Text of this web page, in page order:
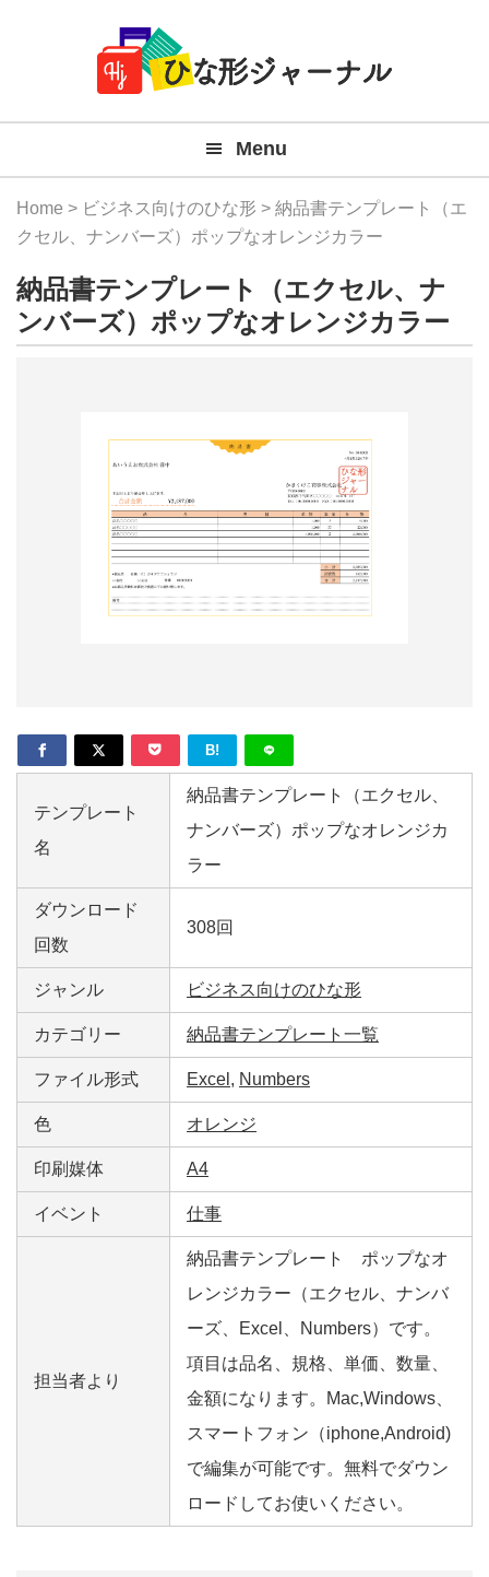
Navigation
料
テ
プ
ー
ト
Menu
Home > ビジネス向けのひな形 > 納品書テンプレート（エ
クセル、ナンバーズ）ポップなオレンジカラー
納品書テンプレート（エクセル、ナ
ンバーズ）ポップなオレンジカラー
B!
テンプレート
名
納品書テンプレート（エクセル、
ナンバーズ）ポップなオレンジカ
ラー
ダウンロード
回数
308回
ジャンル ビジネス向けのひな形
カテゴリー 納品書テンプレート一覧
ファイル形式 Excel , Numbers
色 オレンジ
印刷媒体 A4
イベント 仕事
担当者より
納品書テンプレート ポップなオ
レンジカラー（エクセル、ナンバ
ーズ、Excel、Numbers）です。
項目は品名、規格、単価、数量、
金額になります。Mac,Windows、
スマートフォン（iphone,Android)
で編集が可能です。無料でダウン
ロードしてお使いください。